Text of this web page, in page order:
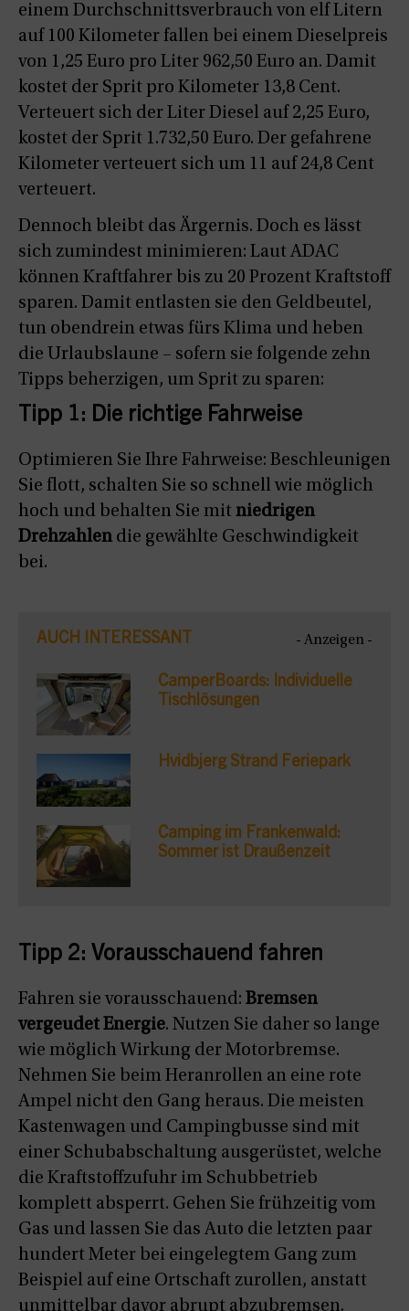
einem Durchschnittsverbrauch von elf Litern
auf 100 Kilometer fallen bei einem Dieselpreis
von 1,25 Euro pro Liter 962,50 Euro an. Damit
kostet der Sprit pro Kilometer 13,8 Cent.
Verteuert sich der Liter Diesel auf 2,25 Euro,
kostet der Sprit 1.732,50 Euro. Der gefahrene
Kilometer verteuert sich um 11 auf 24,8 Cent
verteuert.
Dennoch bleibt das Ärgernis. Doch es lässt
sich zumindest minimieren: Laut ADAC
können Kraftfahrer bis zu 20 Prozent Kraftstoff
sparen. Damit entlasten sie den Geldbeutel,
tun obendrein etwas fürs Klima und heben
die Urlaubslaune – sofern sie folgende zehn
Tipps beherzigen, um Sprit zu sparen:
Tipp 1: Die richtige Fahrweise
Optimieren Sie Ihre Fahrweise: Beschleunigen
Sie flott, schalten Sie so schnell wie möglich
hoch und behalten Sie mit niedrigen
Drehzahlen die gewählte Geschwindigkeit
bei.
AUCH INTERESSANT - Anzeigen -
CamperBoards: Individuelle
Tischlösungen
Hvidbjerg Strand Feriepark
Camping im Frankenwald:
Sommer ist Draußenzeit
Tipp 2: Vorausschauend fahren
Fahren sie vorausschauend: Bremsen
vergeudet Energie. Nutzen Sie daher so lange
wie möglich Wirkung der Motorbremse.
Nehmen Sie beim Heranrollen an eine rote
Ampel nicht den Gang heraus. Die meisten
Kastenwagen und Campingbusse sind mit
einer Schubabschaltung ausgerüstet, welche
die Kraftstoffzufuhr im Schubbetrieb
komplett absperrt. Gehen Sie frühzeitig vom
Gas und lassen Sie das Auto die letzten paar
hundert Meter bei eingelegtem Gang zum
Beispiel auf eine Ortschaft zurollen, anstatt
unmittelbar davor abrupt abzubremsen.